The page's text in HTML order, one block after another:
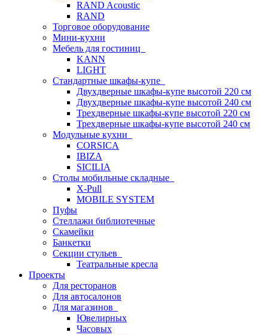
RAND Acoustic
RAND
Торговое оборудование
Мини-кухни
Мебель для гостиниц
KANN
LIGHT
Стандартные шкафы-купе
Двухдверные шкафы-купе высотой 220 см
Двухдверные шкафы-купе высотой 240 см
Трехдверные шкафы-купе высотой 220 см
Трехдверные шкафы-купе высотой 240 см
Модульные кухни
CORSICA
IBIZA
SICILIA
Столы мобильные складные
X-Pull
MOBILE SYSTEM
Пуфы
Стеллажи библиотечные
Скамейки
Банкетки
Секции стульев
Театральные кресла
Проекты
Для ресторанов
Для автосалонов
Для магазинов
Ювелирных
Часовых